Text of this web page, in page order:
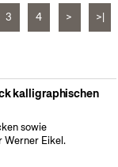
3 4 > >|
kalligraphischen
sowie
Werner Eikel.